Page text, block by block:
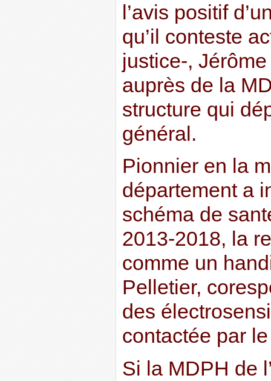
l’avis positif
qu’il conteste
justice-,
auprès de la
structure qui
général.
Pionnier en la
département a
schéma de
2013-2018, la
comme un
Pelletier,
des
contactée par
Si la MDPH de